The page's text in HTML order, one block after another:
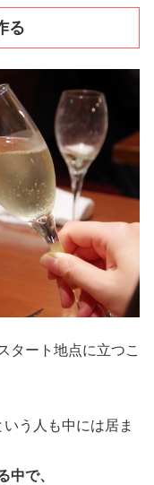
る
タート地点に立つこ
う人も中には居ま
中で、